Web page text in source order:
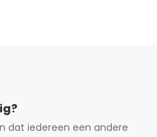
dat iedereen een andere